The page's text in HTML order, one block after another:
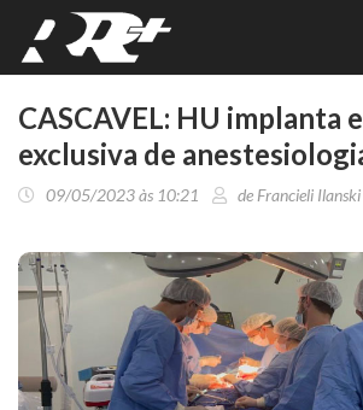
CASCAVEL: HU implanta
exclusiva de
09/05/2023 às 10:21 de Francieli Ilanski